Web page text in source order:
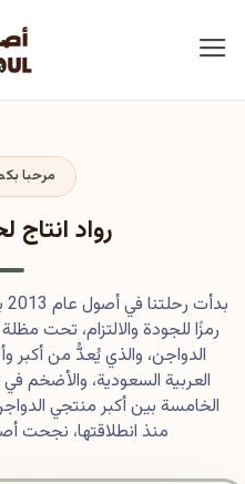
مرحبا
رواد انتاج
رمزًا للجودة والالتزام، تحت
الدواجن، والذي يُعدُّ من أكبر
العربية السعودية، والأضخم في
الخامسة بين أكبر منتجي
منذ انطلاقتها، نجحت